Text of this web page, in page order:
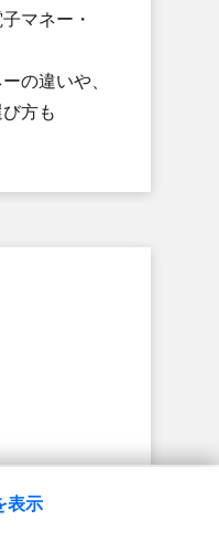
表示
マネー・
の​違いや、​
方も​
-GOKU- |